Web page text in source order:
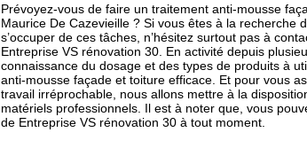
Prévoyez-vous de faire un traitement anti-mousse
Maurice De Cazevieille ? Si vous êtes à la recherche
s’occuper de ces tâches, n’hésitez surtout pas à
Entreprise VS rénovation 30. En activité depuis
connaissance du dosage et des types de produits à
anti-mousse façade et toiture efficace. Et pour vous
travail irréprochable, nous allons mettre à la
matériels professionnels. Il est à noter que, vous
de Entreprise VS rénovation 30 à tout moment.